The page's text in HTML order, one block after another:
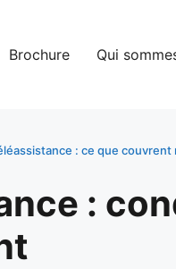
Brochure Qui
: ce que
: